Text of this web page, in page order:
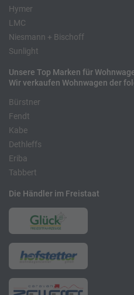
Hymer
LMC
Niesmann + Bischoff
Sunlight
Unsere Top Marken für
Wir verkaufen Wohnwagen der
Bürstner
Fendt
Kabe
Dethleffs
Eriba
Tabbert
Die Händler im Freistaat